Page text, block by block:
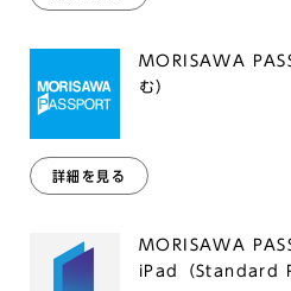
MORISAWA
む）
詳細を見る
MORISAWA
iPad（Standard